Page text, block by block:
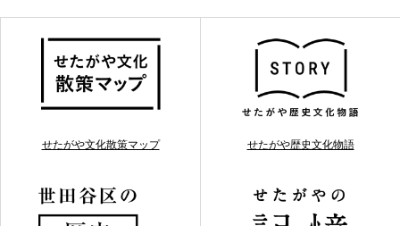
せたがや文化散策マップ せたがや歴史文化物語